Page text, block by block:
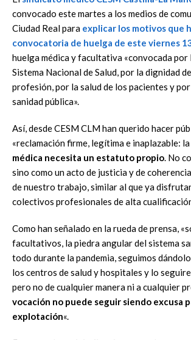
convocado este martes a los medios de
Ciudad Real para explicar los motivos que
convocatoria de huelga de este viernes
huelga médica y facultativa «convocada por
Sistema Nacional de Salud, por la dignidad
profesión, por la salud de los pacientes y
sanidad pública».
Así, desde CESM CLM han querido hacer
«reclamación firme, legítima e inaplazable: la
médica necesita un estatuto propio. No
sino como un acto de justicia y de
de nuestro trabajo, similar al que ya
colectivos profesionales de alta
Como han señalado en la rueda de prensa,
facultativos, la piedra angular del sistema
todo durante la pandemia, seguimos
los centros de salud y hospitales y lo
pero no de cualquier manera ni a cualquier
vocación no puede seguir siendo excusa
explotación«.